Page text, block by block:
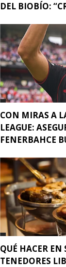
DEL BIOBÍO:
CON MIRAS A
LEAGUE:
FENERBAHCE
QUÉ HACER
TENEDORES